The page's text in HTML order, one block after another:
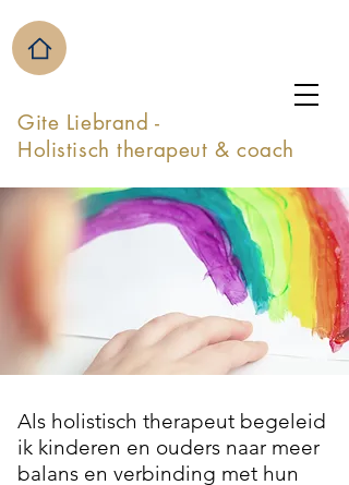
Gite Liebrand -
Holistisch therapeut & coach
Als holistisch therapeut begeleid
ik kinderen en ouders naar meer
balans en verbinding met hun